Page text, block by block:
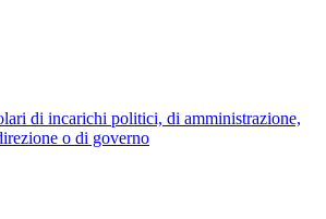
di incarichi politici, di amministrazione,
o di governo